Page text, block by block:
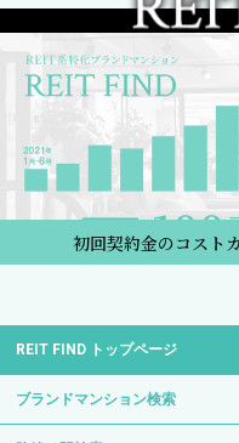
初回契約金のコスト
REIT FIND トップページ
ブランドマンション検索